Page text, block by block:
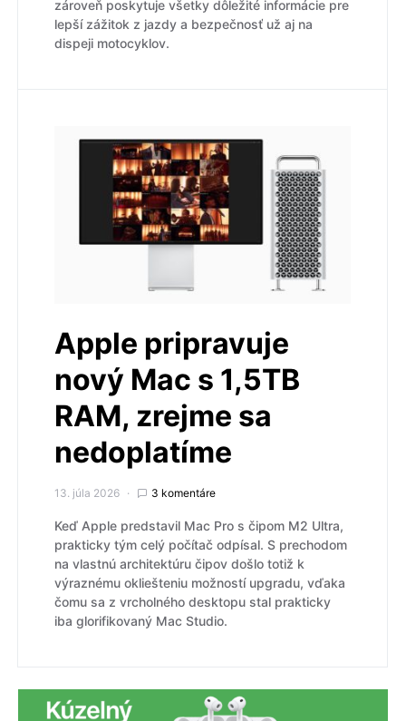
zároveň poskytuje všetky dôležité informácie pre
lepší zážitok z jazdy a bezpečnosť už aj na
dispeji motocyklov.
Apple pripravuje
nový Mac s 1,5TB
RAM, zrejme sa
nedoplatíme
13. júla 2026 3 komentáre
Keď Apple predstavil Mac Pro s čipom M2 Ultra,
prakticky tým celý počítač odpísal. S prechodom
na vlastnú architektúru čipov došlo totiž k
výraznému okliešteniu možností upgradu, vďaka
čomu sa z vrcholného desktopu stal prakticky
iba glorifikovaný Mac Studio.